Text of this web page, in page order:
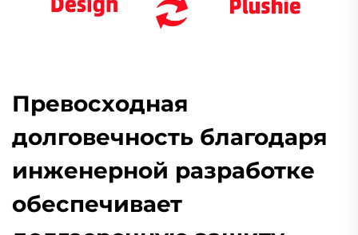
Превосходная
долговечность благодаря
инженерной разработке
обеспечивает